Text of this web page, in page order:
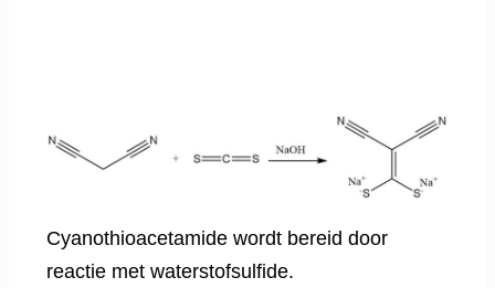
Cyanothioacetamide wordt bereid door
reactie met waterstofsulfide.